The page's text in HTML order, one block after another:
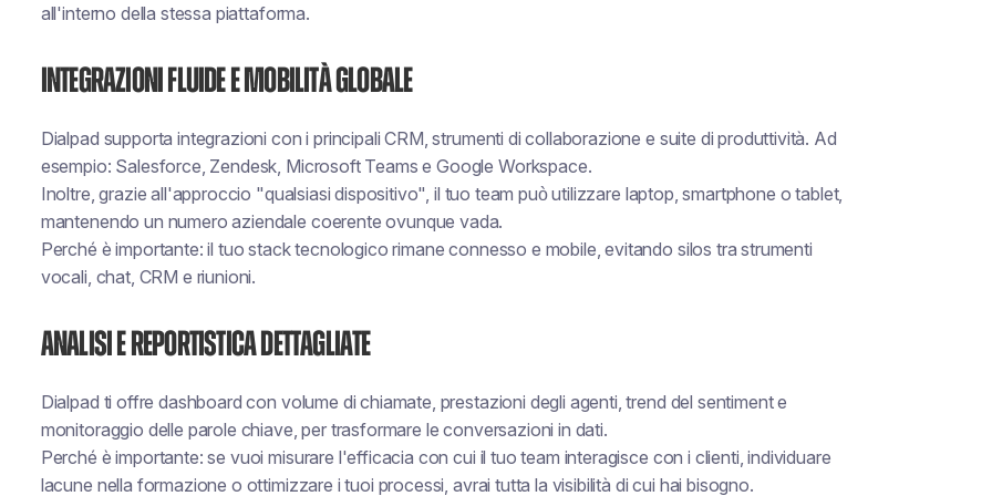
all'interno della stessa piattaforma.
Integrazioni fluide e mobilità globale
Dialpad supporta integrazioni con i principali CRM, strumenti di collaborazione e suite di produttività. Ad
esempio: Salesforce, Zendesk, Microsoft Teams e Google Workspace.
Inoltre, grazie all'approccio "qualsiasi dispositivo", il tuo team può utilizzare laptop, smartphone o tablet,
mantenendo un numero aziendale coerente ovunque vada.
Perché è importante: il tuo stack tecnologico rimane connesso e mobile, evitando silos tra strumenti
vocali, chat, CRM e riunioni.
Analisi e reportistica dettagliate
Dialpad ti offre dashboard con volume di chiamate, prestazioni degli agenti, trend del sentiment e
monitoraggio delle parole chiave, per trasformare le conversazioni in dati.
Perché è importante: se vuoi misurare l'efficacia con cui il tuo team interagisce con i clienti, individuare
lacune nella formazione o ottimizzare i tuoi processi, avrai tutta la visibilità di cui hai bisogno.